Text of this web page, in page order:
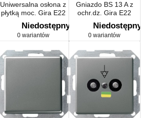
Uniwersalna osłona z
płytką moc. Gira E22
naturalny stalowy
Niedostępny
0 wariantów
Gniazdo BS 13 A z
ochr.dz. Gira E22
naturalny stalowy
Niedostępny
0 wariantów